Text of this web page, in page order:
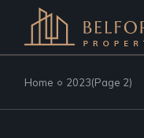
content
Home 2023(Page 2)